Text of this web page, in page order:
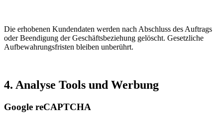
Die erhobenen Kundendaten werden nach Abschluss des Auftrags
oder Beendigung der Geschäftsbeziehung gelöscht. Gesetzliche
Aufbewahrungsfristen bleiben unberührt.
4. Analyse Tools und Werbung
Google reCAPTCHA